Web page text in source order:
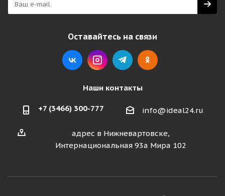
Оставайтесь на связи
Наши контакты
+7 (3466) 300-777 info@ideal24.ru
адрес в Нижневартовске,
Интернациональная 93а Мира 102